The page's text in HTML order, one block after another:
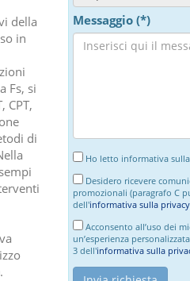
della
in
Fs, si
CPT,
di
Messaggio (*)
Ho letto informativa sulla
Desidero ricevere
promozionali (paragrafo C
dell'informativa sulla privacy
Acconsento all’uso dei
un’esperienza
3 dell'informativa sulla